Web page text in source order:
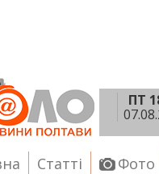
ПТ
Статті Фото